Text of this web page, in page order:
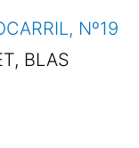
Nº19
BLAS